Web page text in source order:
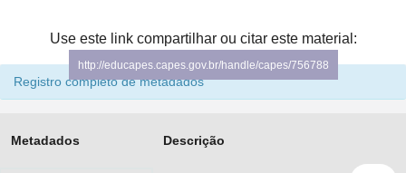
Advocacia-Geral da União
Banco Central do Brasil
Planalto
Use este link compartilhar ou citar este material:
http://educapes.capes.gov.br/handle/capes/756788
Registro completo de metadados
Metadados Descrição